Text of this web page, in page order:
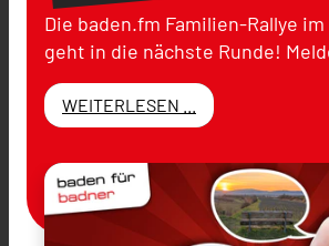
Die baden.fm Familien-Rallye
geht in die nächste Runde!
WEITERLESEN ...